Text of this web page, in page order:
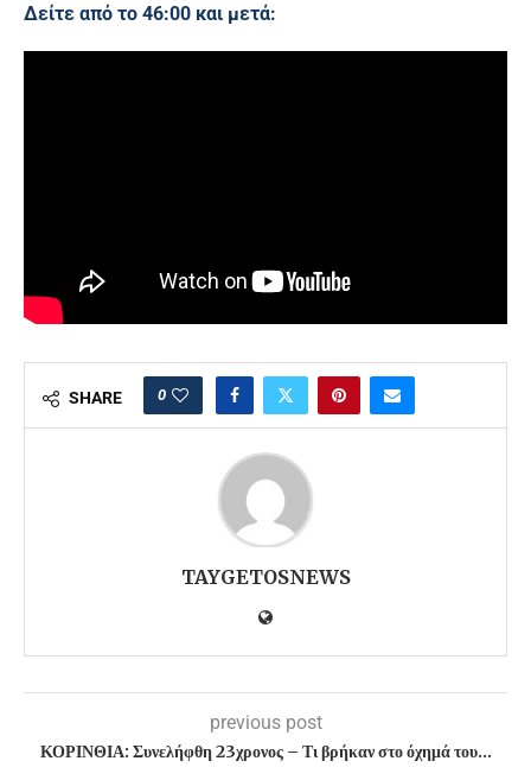
Δείτε από το 46:00 και μετά:
SHARE 0
TAYGETOSNEWS
previous post
ΚΟΡΙΝΘΙΑ: Συνελήφθη 23χρονος – Τι βρήκαν στο όχημά του…